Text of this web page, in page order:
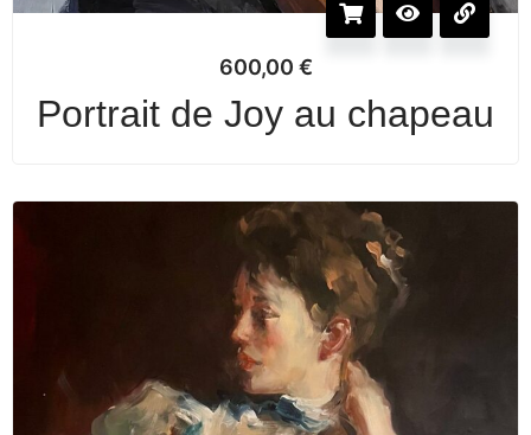
600,00 €
Portrait de Joy au chapeau